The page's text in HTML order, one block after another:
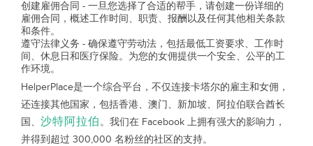
创建雇佣合同 - 一旦您选择了合适的帮手，请创建一份详细的
雇佣合同，概述工作时间、职责、报酬以及任何其他相关条款
和条件。
遵守法律义务 - 确保遵守劳动法，包括最低工资要求、工作时
间、休息日和医疗保险。为您的女佣提供一个安全、公平的工
作环境。
HelperPlace是一个综合平台，不仅连接卡塔尔的雇主和女佣，
还连接其他国家，包括香港、澳门、新加坡、阿拉伯联合酋长
国、 沙特阿拉伯。我们在 Facebook 上拥有强大的影响力，
并得到超过 300,000 名粉丝的社区的支持。